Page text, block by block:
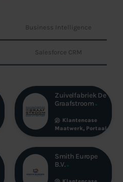
Business Intelligence
Salesforce CRM
Zuivelfabriek De
Graafstroom
Klantencase
Maatwerk, Portaal
Smith Europe
B.V.